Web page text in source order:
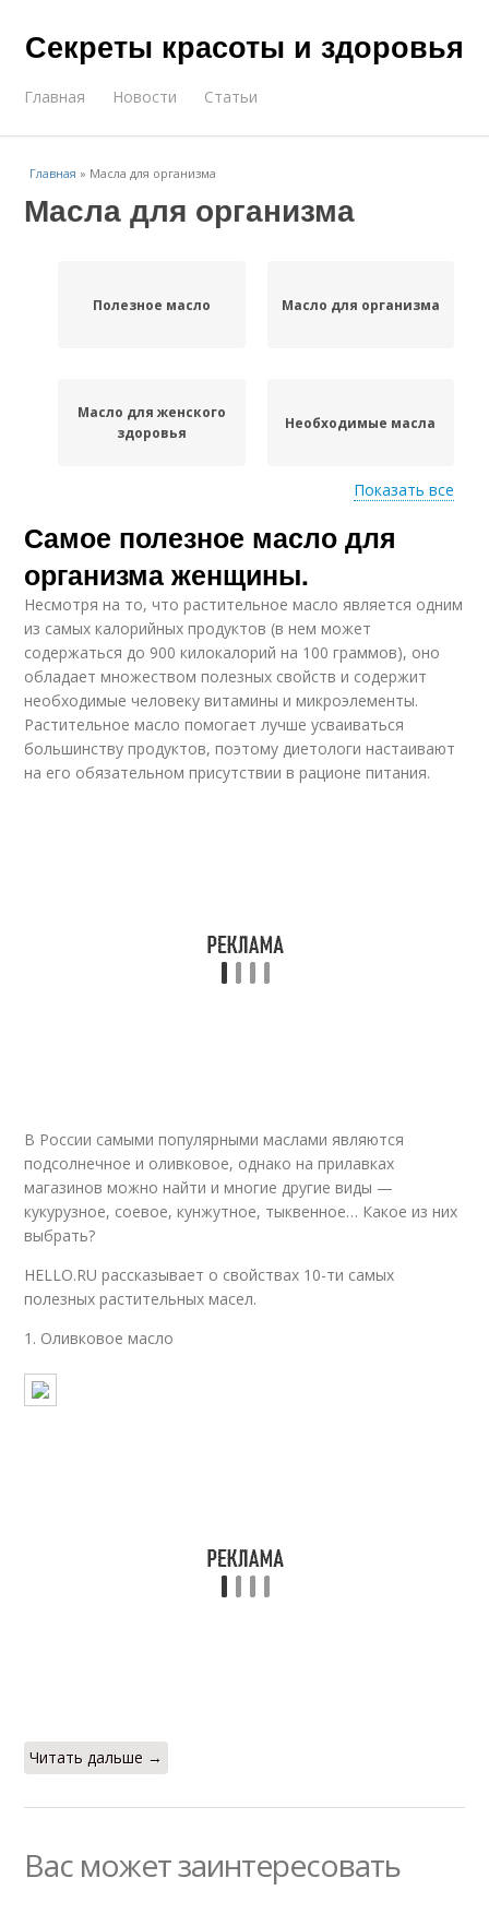
Секреты красоты и здоровья
Главная Новости Статьи
Главная » Масла для организма
Масла для организма
Полезное масло Масло для организма
Масло для женского
здоровья
Необходимые масла
Масло для приема Растительное масло
Кислоты для
Масло для мужчин
Растительные масла
Показать все
Самое полезное масло для
организма женщины.
Несмотря на то, что растительное масло является одним
из самых калорийных продуктов (в нем может
содержаться до 900 килокалорий на 100 граммов), оно
обладает множеством полезных свойств и содержит
необходимые человеку витамины и микроэлементы.
Растительное масло помогает лучше усваиваться
большинству продуктов, поэтому диетологи настаивают
на его обязательном присутствии в рационе питания.
В России самыми популярными маслами являются
подсолнечное и оливковое, однако на прилавках
магазинов можно найти и многие другие виды —
кукурузное, соевое, кунжутное, тыквенное… Какое из них
выбрать?
HELLO.RU рассказывает о свойствах 10-ти самых
полезных растительных масел.
1. Оливковое масло
Читать дальше →
Вас может заинтересовать